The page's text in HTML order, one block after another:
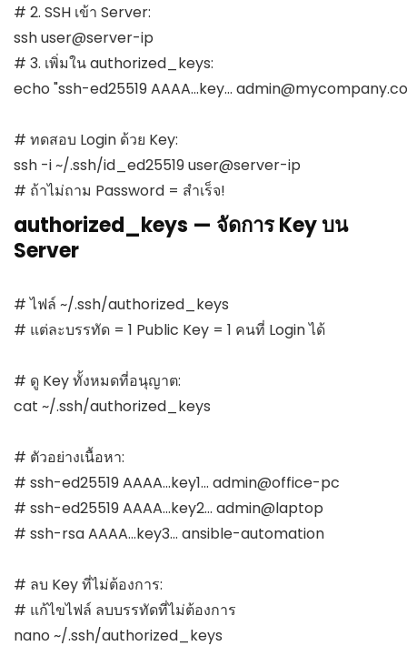
# 2. SSH เข้า Server:
ssh user@server-ip
# 3. เพิ่มใน authorized_keys:
echo "ssh-ed25519 AAAA...key...
# ทดสอบ Login ด้วย Key:
ssh -i ~/.ssh/id_ed25519 user@server-ip
# ถ้าไม่ถาม Password = สำเร็จ!
authorized_keys — จัดการ Key บน
Server
# ไฟล์ ~/.ssh/authorized_keys
# แต่ละบรรทัด = 1 Public Key = 1 คนที่ Login ได้
# ดู Key ทั้งหมดที่อนุญาต:
cat ~/.ssh/authorized_keys
# ตัวอย่างเนื้อหา:
# ssh-ed25519 AAAA...key1... admin@office-pc
# ssh-ed25519 AAAA...key2... admin@laptop
# ssh-rsa AAAA...key3... ansible-automation
# ลบ Key ที่ไม่ต้องการ:
# แก้ไขไฟล์ ลบบรรทัดที่ไม่ต้องการ
nano ~/.ssh/authorized_keys